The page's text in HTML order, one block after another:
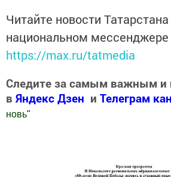
Читайте новости
национальном
https://max.ru/tatmedia
Следите за самым важным и
в Яндекс Дзен и Телеграм
новь"